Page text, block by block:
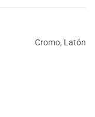
Cromo, Latón